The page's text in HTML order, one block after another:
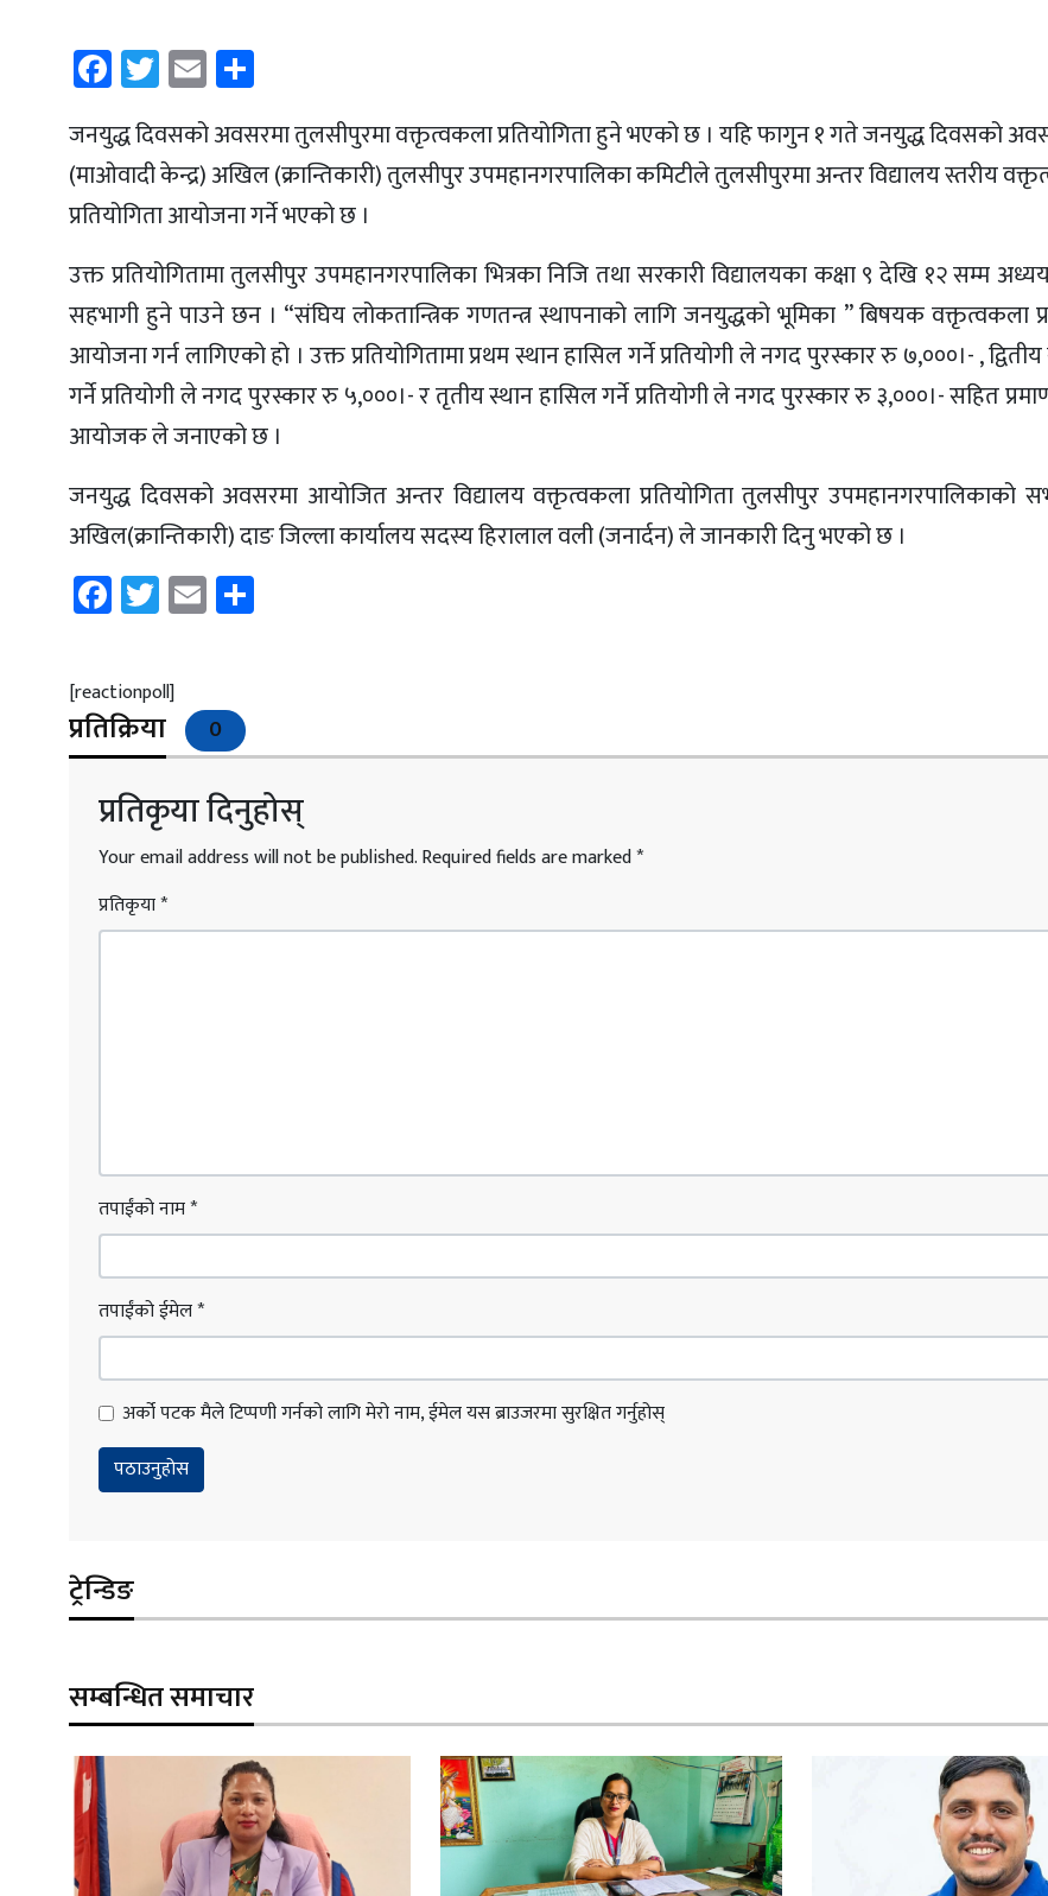
Facebook
Twitter
Email
जनयुद्ध दिवसको अवसरमा तुलसीपुरमा वक्तृत्वकला प्रतियोगिता हुने भएको छ । यहि फागुन १ गते जनयुद्ध दिवसको
(माओवादी केन्द्र) अखिल (क्रान्तिकारी) तुलसीपुर उपमहानगरपालिका कमिटीले तुलसीपुरमा अन्तर विद्यालय स्तरीय
प्रतियोगिता आयोजना गर्ने भएको छ ।
उक्त प्रतियोगितामा तुलसीपुर उपमहानगरपालिका भित्रका निजि तथा सरकारी विद्यालयका कक्षा ९ देखि १२ सम्म
सहभागी हुने पाउने छन । “संघिय लोकतान्त्रिक गणतन्त्र स्थापनाको लागि जनयुद्धको भूमिका ” बिषयक वक्तृत्वकला
आयोजना गर्न लागिएको हो । उक्त प्रतियोगितामा प्रथम स्थान हासिल गर्ने प्रतियोगी ले नगद पुरस्कार रु ७,०००।- ,
गर्ने प्रतियोगी ले नगद पुरस्कार रु ५,०००।- र तृतीय स्थान हासिल गर्ने प्रतियोगी ले नगद पुरस्कार रु ३,०००।- सहित
आयोजक ले जनाएको छ ।
जनयुद्ध दिवसको‌ अवसरमा आयोजित अन्तर विद्यालय वक्तृत्वकला प्रतियोगिता तुलसीपुर उपमहानगरपालिकाको
अखिल(क्रान्तिकारी) दाङ जिल्ला कार्यालय सदस्य हिरालाल वली (जनार्दन) ले जानकारी दिनु भएको छ ।
Facebook
Twitter
Email
[reactionpoll]
प्रतिक्रिया 0
प्रतिकृया दिनुहोस्
Your email address will not be published.Required fields are marked*
प्रतिकृया*
तपाईंको नाम*
तपाईंको ईमेल*
अर्को पटक मैले टिप्पणी गर्नको लागि मेरो नाम, ईमेल यस ब्राउजरमा सुरक्षित गर्नुहोस्
ट्रेन्डिङ
सम्बन्धित समाचार